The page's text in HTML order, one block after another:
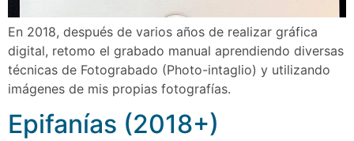
En 2018, después de varios años de realizar gráfica
digital, retomo el grabado manual aprendiendo diversas
técnicas de Fotograbado (Photo-intaglio) y utilizando
imágenes de mis propias fotografı́as.
Epifanías (2018+)